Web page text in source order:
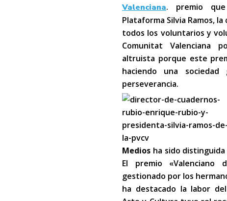
Valenciana. premio
Plataforma Silvia Ramos,
todos los voluntarios y
Comunitat Valenciana
altruista porque este
haciendo una
perseverancia.
Medios ha sido
El premio «Valenciano
gestionado por los
ha destacado la labor